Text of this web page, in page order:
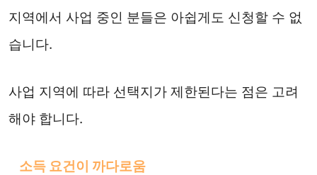
지역에서 사업 중인 분들은 아쉽게도 신청할 수 없
습니다.
사업 지역에 따라 선택지가 제한된다는 점은 고려
해야 합니다.
소득 요건이 까다로움